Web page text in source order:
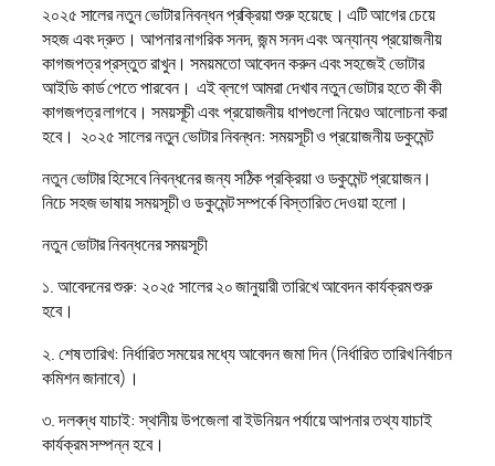
২০২৫ সালের নতুন ভোটার নিবন্ধন প্রক্রিয়া শুরু হয়েছে। এটি আগের চেয়ে
সহজ এবং দ্রুত। আপনার নাগরিক সনদ, জন্ম সনদ এবং অন্যান্য প্রয়োজনীয়
কাগজপত্র প্রস্তুত রাখুন। সময়মতো আবেদন করুন এবং সহজেই ভোটার
আইডি কার্ড পেতে পারবেন। এই ব্লগে আমরা দেখাব নতুন ভোটার হতে কী কী
কাগজপত্র লাগবে। সময়সূচী এবং প্রয়োজনীয় ধাপগুলো নিয়েও আলোচনা করা
হবে। ২০২৫ সালের নতুন ভোটার নিবন্ধন: সময়সূচী ও প্রয়োজনীয় ডকুমেন্ট
নতুন ভোটার হিসেবে নিবন্ধনের জন্য সঠিক প্রক্রিয়া ও ডকুমেন্ট প্রয়োজন।
নিচে সহজ ভাষায় সময়সূচী ও ডকুমেন্ট সম্পর্কে বিস্তারিত দেওয়া হলো।
নতুন ভোটার নিবন্ধনের সময়সূচী
১. আবেদনের শুরু: ২০২৫ সালের ২০ জানুয়ারী তারিখে আবেদন কার্যক্রম শুরু
হবে।
২. শেষ তারিখ: নির্ধারিত সময়ের মধ্যে আবেদন জমা দিন (নির্ধারিত তারিখ নির্বাচন
কমিশন জানাবে)।
৩. দলবদ্ধ যাচাই: স্থানীয় উপজেলা বা ইউনিয়ন পর্যায়ে আপনার তথ্য যাচাই
কার্যক্রম সম্পন্ন হবে।